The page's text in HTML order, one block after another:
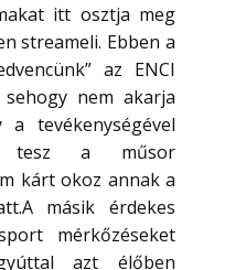
itt osztja meg
streameli. Ebben a
az ENCI
nem akarja
tevékenységével
tesz a műsor
kárt okoz annak a
másik érdekes
mérkőzéseket
azt élőben